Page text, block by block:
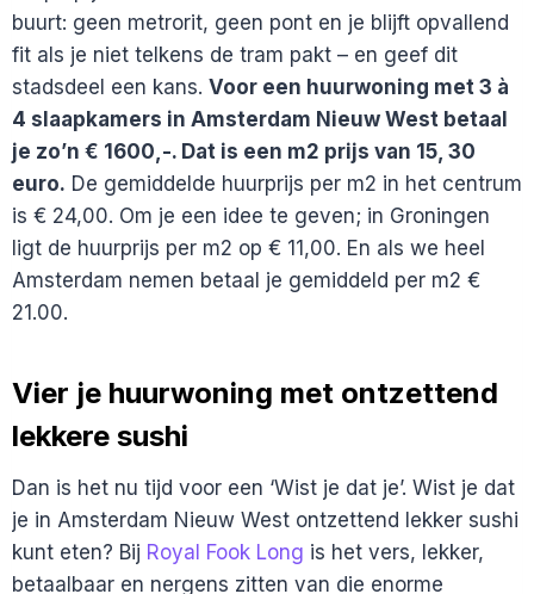
buurt: geen metrorit, geen pont en je blijft opvallend
fit als je niet telkens de tram pakt – en geef dit
stadsdeel een kans. Voor een huurwoning met 3 à
4 slaapkamers in Amsterdam Nieuw West betaal
je zo’n € 1600,-. Dat is een m2 prijs van 15, 30
euro. De gemiddelde huurprijs per m2 in het centrum
is € 24,00. Om je een idee te geven; in Groningen
ligt de huurprijs per m2 op € 11,00. En als we heel
Amsterdam nemen betaal je gemiddeld per m2 €
21.00.
Vier je huurwoning met ontzettend
lekkere sushi
Dan is het nu tijd voor een ‘Wist je dat je’. Wist je dat
je in Amsterdam Nieuw West ontzettend lekker sushi
kunt eten? Bij Royal Fook Long is het vers, lekker,
betaalbaar en nergens zitten van die enorme